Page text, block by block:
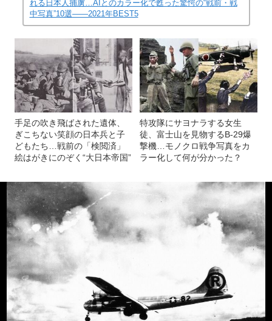
れる日本人捕虜…AIとのカラー化で甦った驚愕の“戦前・戦
中写真”10選――2021年BEST5
手足の吹き飛ばされた遺体、
ぎこちない笑顔の日本兵と子
どもたち…戦前の「検閲済」
絵はがきにのぞく“大日本帝国”
特攻隊にサヨナラする女生
徒、富士山を見物するB-29爆
撃機…モノクロ戦争写真をカ
ラー化して何が分かった？